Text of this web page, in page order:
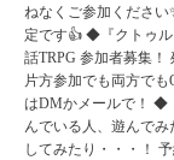
ねなくご参加くださ
定です👍 ◆『クトゥル
話TRPG 参加者募集！
片方参加でも両方で
はDMかメールで！ ◆
んでいる人、遊んで
してみたり・・・！